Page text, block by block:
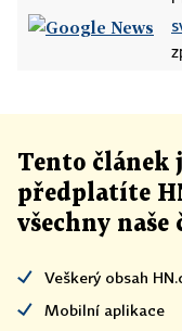
Tento článek
předplatíte
všechny naše
Veškerý obsah
Mobilní aplikace